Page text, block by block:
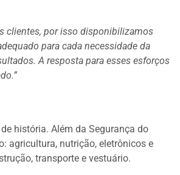
clientes, por isso disponibilizamos
para cada necessidade da
A resposta para esses esforços
história. Além da Segurança do
agricultura, nutrição, eletrônicos e
transporte e vestuário.